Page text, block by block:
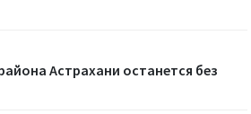
Астрахани останется без